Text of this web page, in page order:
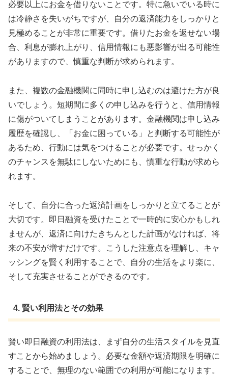
必要以上にお金を借りないことです。特に急いでいる時に
は冷静さを失いがちですが、自分の返済能力をしっかりと
見極めることが非常に重要です。借りたお金を返せない場
合、利息が膨れ上がり、信用情報にも悪影響が出る可能性
がありますので、慎重な判断が求められます。
また、複数の金融機関に同時に申し込むのは避けた方が良
いでしょう。短期間に多くの申し込みを行うと、信用情報
に傷がついてしまうことがあります。金融機関は申し込み
履歴を確認し、「お金に困っている」と判断する可能性が
あるため、行動には気をつけることが必要です。せっかく
のチャンスを無駄にしないためにも、慎重な行動が求めら
れます。
そして、自分に合った返済計画をしっかりと立てることが
大切です。即日融資を受けたことで一時的に安心かもしれ
ませんが、返済に向けたきちんとした計画がなければ、将
来の不安が増すだけです。こうした注意点を理解し、キャ
ッシングを賢く利用することで、自分の生活をより楽に、
そして充実させることができるのです。
4. 賢い利用法とその効果
賢い即日融資の利用法は、まず自分の生活スタイルを見直
すことから始めましょう。必要な金額や返済期限を明確に
することで、無理のない範囲での利用が可能になります。